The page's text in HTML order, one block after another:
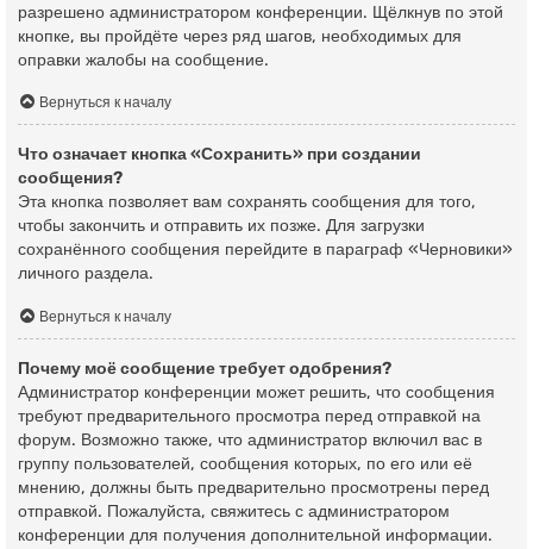
разрешено администратором конференции. Щёлкнув по этой
кнопке, вы пройдёте через ряд шагов, необходимых для
оправки жалобы на сообщение.
Вернуться к началу
Что означает кнопка «Сохранить» при создании
сообщения?
Эта кнопка позволяет вам сохранять сообщения для того,
чтобы закончить и отправить их позже. Для загрузки
сохранённого сообщения перейдите в параграф «Черновики»
личного раздела.
Вернуться к началу
Почему моё сообщение требует одобрения?
Администратор конференции может решить, что сообщения
требуют предварительного просмотра перед отправкой на
форум. Возможно также, что администратор включил вас в
группу пользователей, сообщения которых, по его или её
мнению, должны быть предварительно просмотрены перед
отправкой. Пожалуйста, свяжитесь с администратором
конференции для получения дополнительной информации.